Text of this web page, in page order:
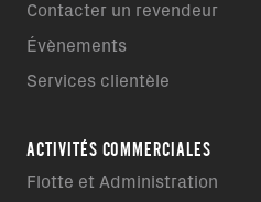
Contacter un revendeur
Évènements
Services clientèle
ACTIVITÉS COMMERCIALES
Flotte et Administration